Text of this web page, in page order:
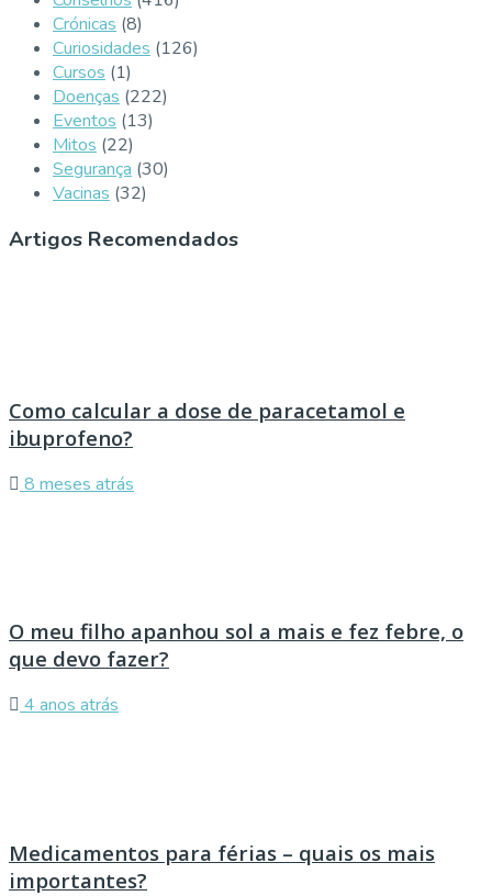
Crónicas (8)
Curiosidades (126)
Cursos (1)
Doenças (222)
Eventos (13)
Mitos (22)
Segurança (30)
Vacinas (32)
Artigos Recomendados
Como calcular a dose de paracetamol e
ibuprofeno?
8 meses atrás
O meu filho apanhou sol a mais e fez febre, o
que devo fazer?
4 anos atrás
Medicamentos para férias – quais os mais
importantes?